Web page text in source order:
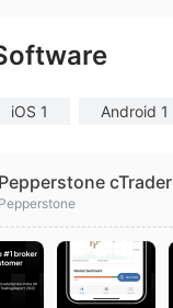
iOS 1 Android 1
Pepperstone cTrader
Pepperstone